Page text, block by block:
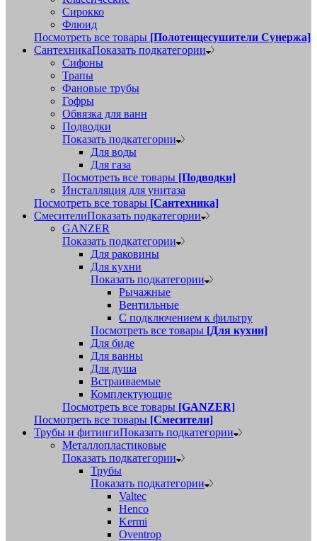
Сирокко
Флюид
Посмотреть все товары [Полотенцесушители Сунержа]
СантехникаПоказать подкатегории
Сифоны
Трапы
Фановые трубы
Гофры
Обвязка для ванн
Подводки
Показать подкатегории
Для воды
Для газа
Посмотреть все товары [Подводки]
Инсталляция для унитаза
Посмотреть все товары [Сантехника]
СмесителиПоказать подкатегории
GANZER
Показать подкатегории
Для раковины
Для кухни
Показать подкатегории
Рычажные
Вентильные
С подключением к фильтру
Посмотреть все товары [Для кухни]
Для биде
Для ванны
Для душа
Встраиваемые
Комплектующие
Посмотреть все товары [GANZER]
Посмотреть все товары [Смесители]
Трубы и фитингиПоказать подкатегории
Металлопластиковые
Показать подкатегории
Трубы
Показать подкатегории
Valtec
Henco
Kermi
Oventrop